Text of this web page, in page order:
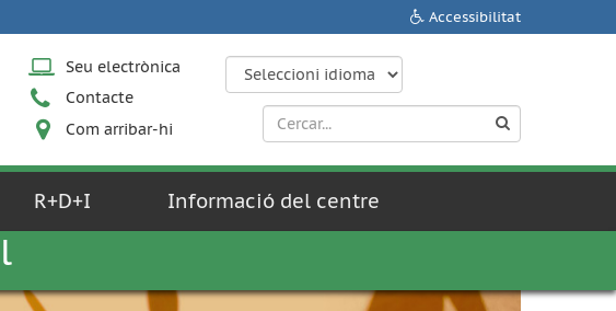
Accessibilitat
Seu electrònica
Contacte
Com arribar-hi
R+D+I Informació del centre